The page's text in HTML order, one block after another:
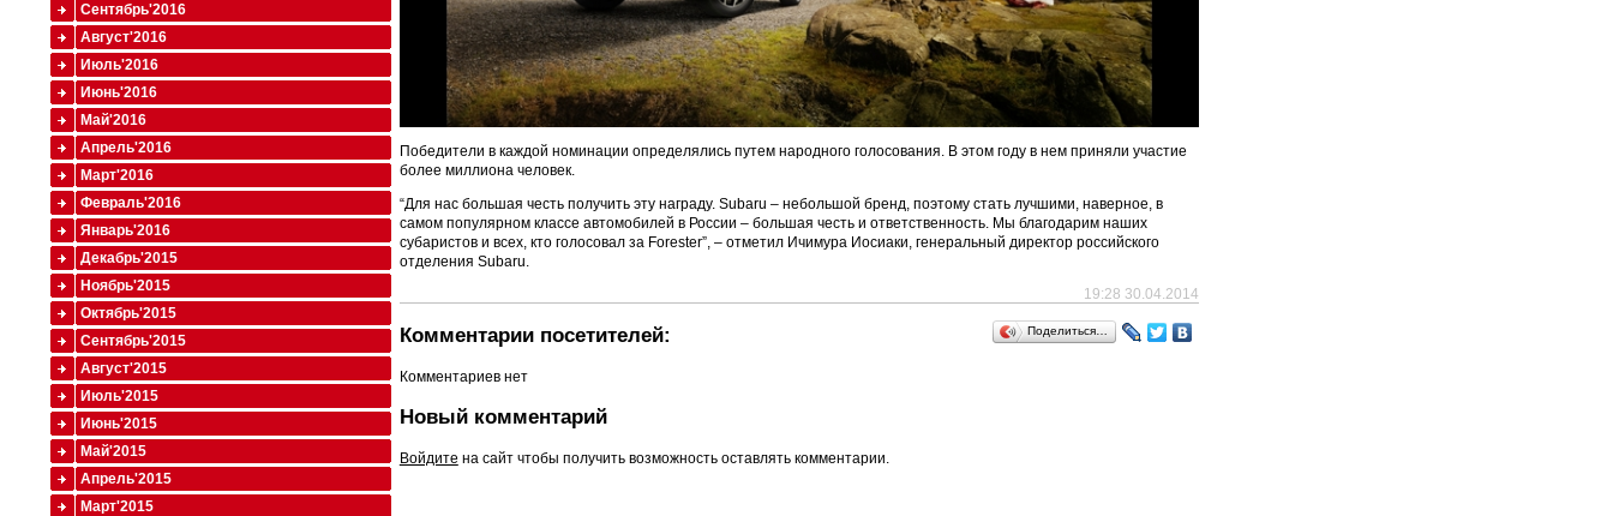
Победители в каждой номинации определялись путем народного голосования. В этом году в нем приняли участие
более миллиона человек.
“Для нас большая честь получить эту награду. Subaru – небольшой бренд, поэтому стать лучшими, наверное, в
самом популярном классе автомобилей в России – большая честь и ответственность. Мы благодарим наших
субаристов и всех, кто голосовал за Forester”, – отметил Ичимура Иосиаки, генеральный директор российского
отделения Subaru.
19:28 30.04.2014
Поделиться…
Комментарии посетителей:
Комментариев нет
Новый комментарий
Войдите на сайт чтобы получить возможность оставлять комментарии.
Сентябрь'2016
Август'2016
Июль'2016
Июнь'2016
Май'2016
Апрель'2016
Март'2016
Февраль'2016
Январь'2016
Декабрь'2015
Ноябрь'2015
Октябрь'2015
Сентябрь'2015
Август'2015
Июль'2015
Июнь'2015
Май'2015
Апрель'2015
Март'2015